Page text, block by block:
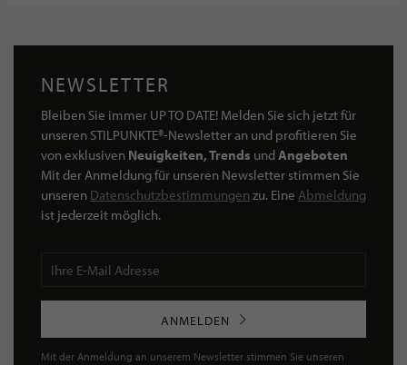
NEWSLETTER
Bleiben Sie immer UP TO DATE! Melden Sie sich jetzt für
unseren STILPUNKTE®-Newsletter an und profitieren Sie
von exklusiven Neuigkeiten, Trends undAngeboten
Mit der Anmeldung für unseren Newsletter stimmen Sie
unseren Datenschutzbestimmungen zu. Eine Abmeldung
ist jederzeit möglich.
ANMELDEN
Mit der Anmeldung an unserem Newsletter stimmen Sie unseren